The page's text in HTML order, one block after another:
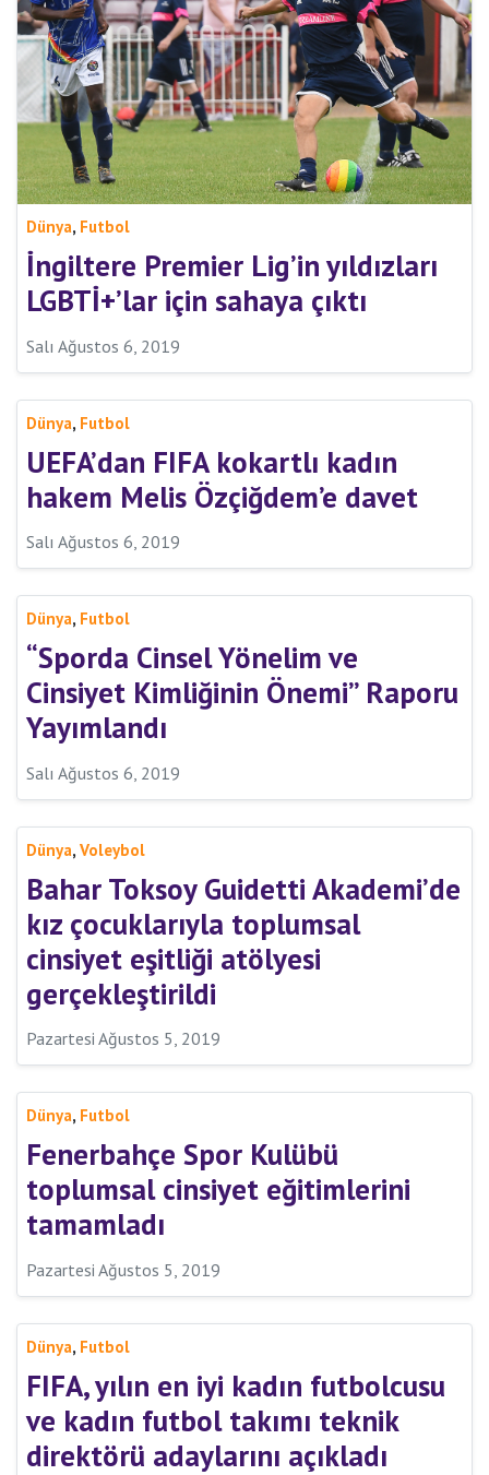
Dünya, Futbol
İngiltere Premier Lig’in yıldızları
LGBTİ+’lar için sahaya çıktı
Salı Ağustos 6, 2019
Dünya, Futbol
UEFA’dan FIFA kokartlı kadın
hakem Melis Özçiğdem’e davet
Salı Ağustos 6, 2019
Dünya, Futbol
“Sporda Cinsel Yönelim ve
Cinsiyet Kimliğinin Önemi” Raporu
Yayımlandı
Salı Ağustos 6, 2019
Dünya, Voleybol
Bahar Toksoy Guidetti Akademi’de
kız çocuklarıyla toplumsal
cinsiyet eşitliği atölyesi
gerçekleştirildi
Pazartesi Ağustos 5, 2019
Dünya, Futbol
Fenerbahçe Spor Kulübü
toplumsal cinsiyet eğitimlerini
tamamladı
Pazartesi Ağustos 5, 2019
Dünya, Futbol
FIFA, yılın en iyi kadın futbolcusu
ve kadın futbol takımı teknik
direktörü adaylarını açıkladı